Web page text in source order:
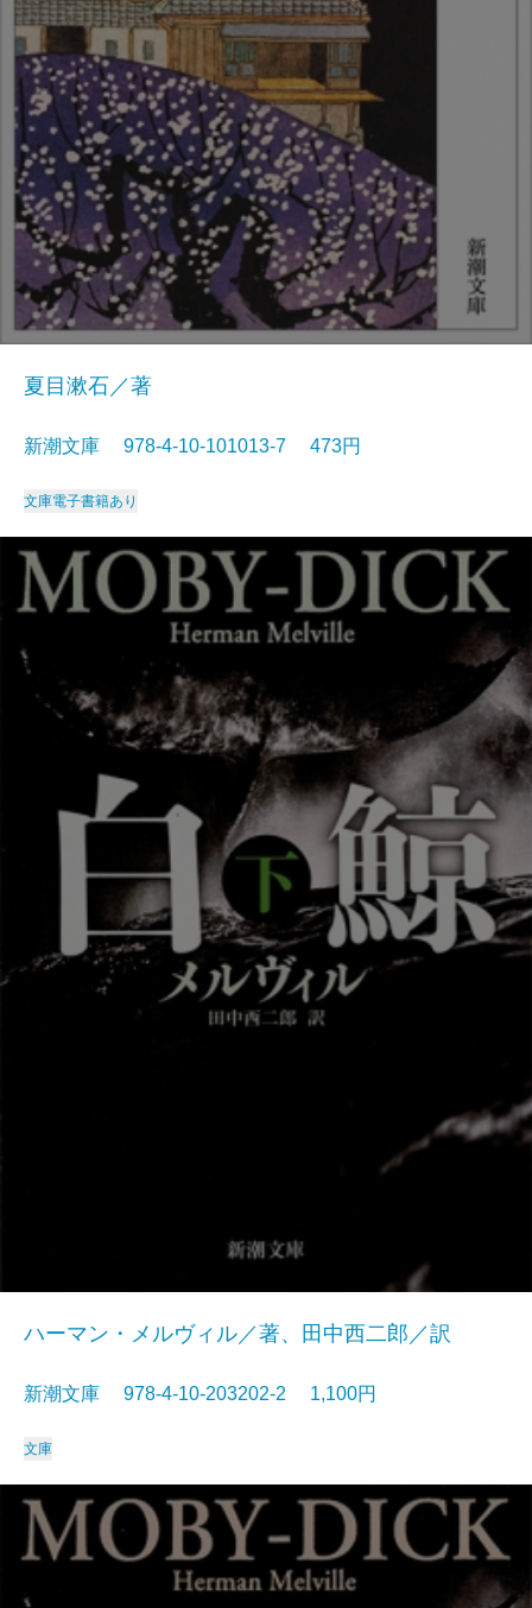
夏目漱石／著
新潮文庫 978-4-10-101013-7 473円
文庫電子書籍あり
ハーマン・メルヴィル／著、田中西二郎／訳
新潮文庫 978-4-10-203202-2 1,100円
文庫